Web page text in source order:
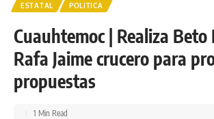
ESTATAL POLITICA
Cuauhtemoc | Realiza Beto
Rafa Jaime crucero para
propuestas
1 Min Read